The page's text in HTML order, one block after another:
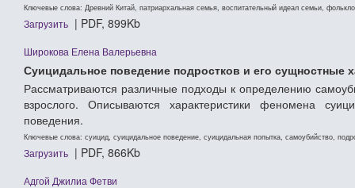
Ключевые слова: Древний Китай, патриархальная семья, воспитательный идеал семьи,
Загрузить
| PDF, 899Kb
Широкова Елена Валерьевна
Суицидальное поведение подростков и его сущностные
Рассматриваются различные подходы к определению
взрослого. Описываются характеристики феномена
поведения.
Ключевые слова: суицид, суицидальное поведение, суицидальная попытка, самоубийство,
Загрузить
| PDF, 866Kb
Адгой Джилиа Фетви